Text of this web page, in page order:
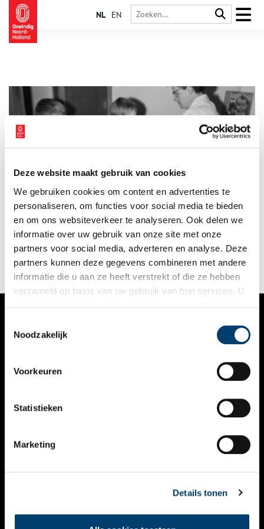
Deze website maakt gebruik van cookies
We gebruiken cookies om content en advertenties te
personaliseren, om functies voor social media te bieden
en om ons websiteverkeer te analyseren. Ook delen we
informatie over uw gebruik van onze site met onze
partners voor social media, adverteren en analyse. Deze
partners kunnen deze gegevens combineren met andere
informatie die u aan ze heeft verstrekt of die ze hebben
verzameld op basis van uw gebruik van hun services. U
Noodzakelijk
Voorkeuren
Statistieken
Marketing
Details tonen
NL EN
Tegenwoordig kunnen we ons weinig voorstellen dat
droeviger is dan ouders die hun kinderen overleven. Maar nog
geen honderd jaar geleden hoorde kindersterfte onlosmakelijk
bij het leven. Infectieziekten als polio, difterie en mazelen
sloegen blijvende gaten in jonge gezinnen. Dankzij het in
1957 gestarte Rijksvaccinatieprogramma zijn dit soort
epidemieën zeldzaam geworden.
VERHALEN
KALENDER
THEMA’S
VIDEO’S
CONTACT